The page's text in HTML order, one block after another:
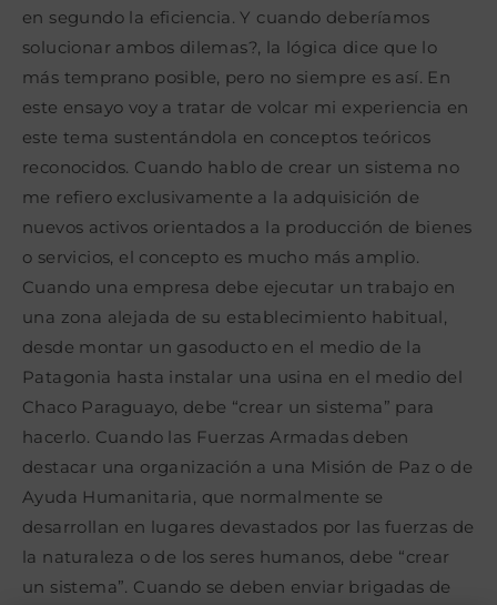
en segundo la eficiencia. Y cuando deberíamos
solucionar ambos dilemas?, la lógica dice que lo
más temprano posible, pero no siempre es así. En
este ensayo voy a tratar de volcar mi experiencia en
este tema sustentándola en conceptos teóricos
reconocidos. Cuando hablo de crear un sistema no
me refiero exclusivamente a la adquisición de
nuevos activos orientados a la producción de bienes
o servicios, el concepto es mucho más amplio.
Cuando una empresa debe ejecutar un trabajo en
una zona alejada de su establecimiento habitual,
desde montar un gasoducto en el medio de la
Patagonia hasta instalar una usina en el medio del
Chaco Paraguayo, debe “crear un sistema” para
hacerlo. Cuando las Fuerzas Armadas deben
destacar una organización a una Misión de Paz o de
Ayuda Humanitaria, que normalmente se
desarrollan en lugares devastados por las fuerzas de
la naturaleza o de los seres humanos, debe “crear
un sistema”. Cuando se deben enviar brigadas de